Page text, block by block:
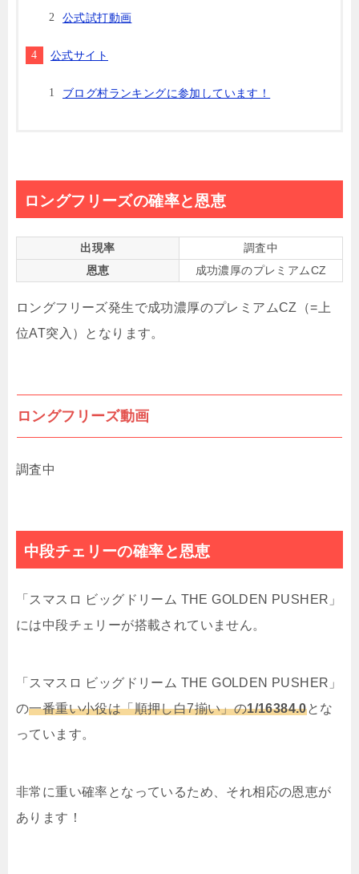
公式試打動画
公式サイト
ブログ村ランキングに参加しています！
ロングフリーズの確率と恩恵
出現率
調査中
恩恵
成功濃厚のプレミアムCZ
ロングフリーズ発生で成功濃厚のプレミアムCZ（=上
位AT突入）となります。
ロングフリーズ動画
調査中
中段チェリーの確率と恩恵
「スマスロ ビッグドリーム THE GOLDEN PUSHER」
には中段チェリーが搭載されていません。
「スマスロ ビッグドリーム THE GOLDEN PUSHER」
の一番重い小役は「順押し白7揃い」の1/16384.0とな
っています。
非常に重い確率となっているため、それ相応の恩恵が
あります！